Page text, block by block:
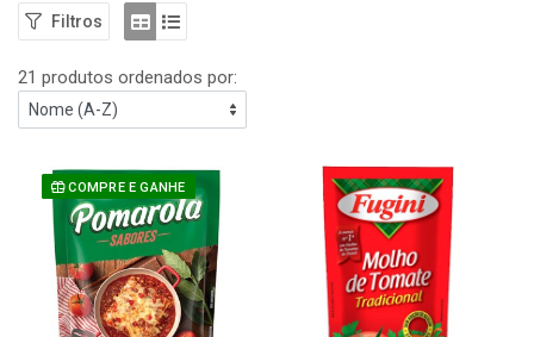
Filtros
21 produtos ordenados por:
COMPRE E GANHE